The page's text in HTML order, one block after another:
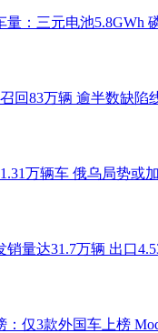
量：三元电池5.8GWh
回83万辆 逾半数缺陷
万辆车 俄乌局势或
量达31.7万辆 出口
：仅3款外国车上榜